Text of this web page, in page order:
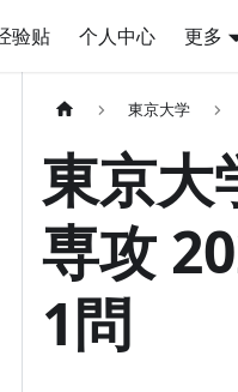
验贴 个人中心 更多
東京大学
東京大
専攻
1問